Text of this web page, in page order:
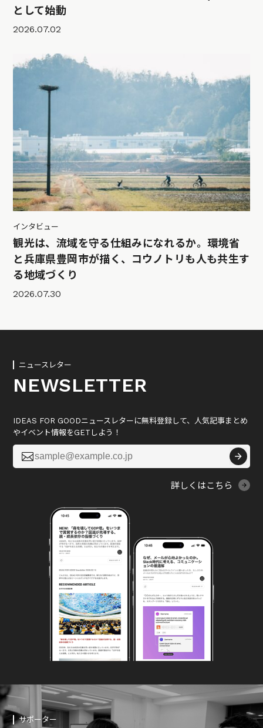
として始動
2026.07.02
インタビュー
観光は、流域を守る仕組みになれるか。環境省
と兵庫県豊岡市が描く、コウノトリも人も共生す
る地域づくり
2026.07.30
ニュースレター
NEWSLETTER
IDEAS FOR GOODニュースレターに無料登録して、人気記事まとめ
やイベント情報をGETしよう！

詳しくはこちら
サポーター